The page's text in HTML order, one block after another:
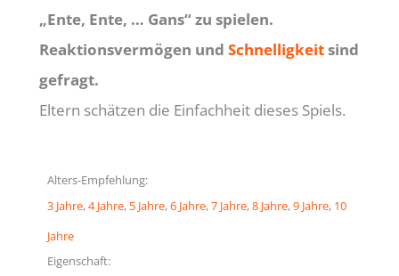
„Ente, Ente, … Gans“ zu spielen.
Reaktionsvermögen undSchnelligkeitsind
gefragt.
Eltern schätzen die Einfachheit dieses Spiels.
Alters-Empfehlung:
3 Jahre, 4 Jahre, 5 Jahre, 6 Jahre, 7 Jahre, 8 Jahre, 9 Jahre, 10
Jahre
Eigenschaft: